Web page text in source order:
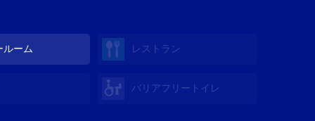
ルーム レストラン
バリアフリートイレ